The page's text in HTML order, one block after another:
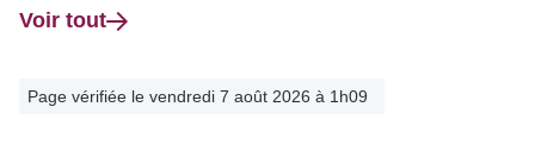
Voir tout
Page vérifiée le vendredi 7 août 2026 à 1h09